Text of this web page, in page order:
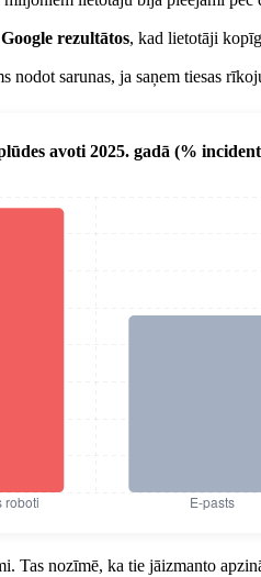
rezultātos, kad lietotāji
sarunas, ja saņem tiesas
avoti 2025. gadā (%
Korporatīvo datu noplūdes
Tas nozīmē, ka tie jāizmanto